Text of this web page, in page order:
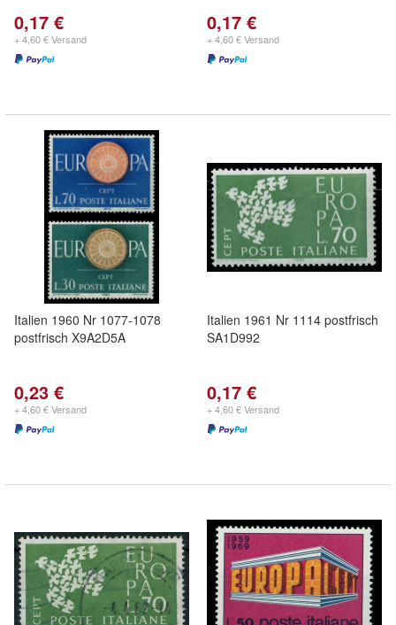
0,17 €
+ 4,60 € Versand
0,17 €
+ 4,60 € Versand
Italien 1960 Nr 1077-1078
postfrisch X9A2D5A
0,23 €
+ 4,60 € Versand
Italien 1961 Nr 1114 postfrisch
SA1D992
0,17 €
+ 4,60 € Versand